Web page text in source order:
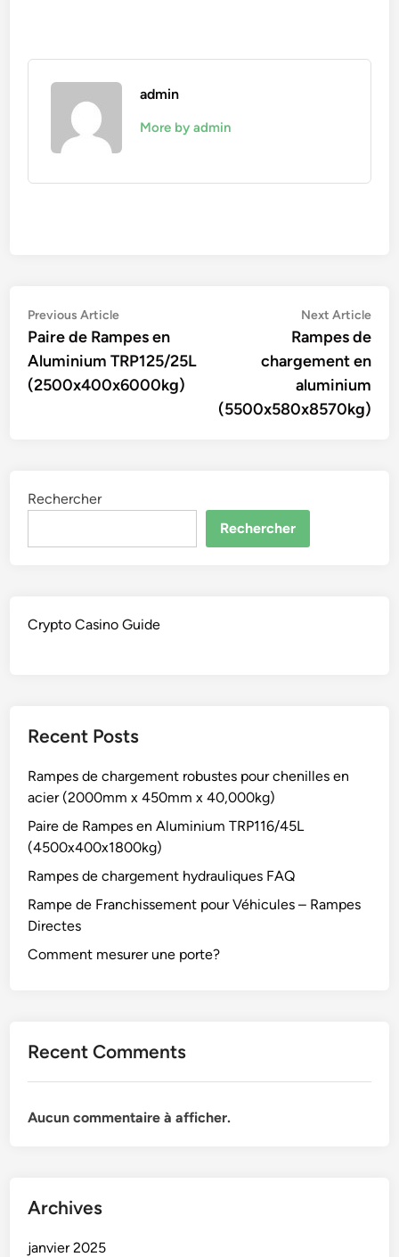
admin
More by admin
Navigation
de
l’article
Previous ArticlePrevious
article:
Paire de Rampes en
Aluminium TRP125/25L
(2500x400x6000kg)
Next Article
Rampes de
chargement en
aluminium
(5500x580x8570kg)
Rechercher
Rechercher
Crypto Casino Guide
Recent Posts
Rampes de chargement robustes pour chenilles en
acier (2000mm x 450mm x 40,000kg)
Paire de Rampes en Aluminium TRP116/45L
(4500x400x1800kg)
Rampes de chargement hydrauliques FAQ
Rampe de Franchissement pour Véhicules – Rampes
Directes
Comment mesurer une porte?
Recent Comments
Aucun commentaire à afficher.
Archives
janvier 2025